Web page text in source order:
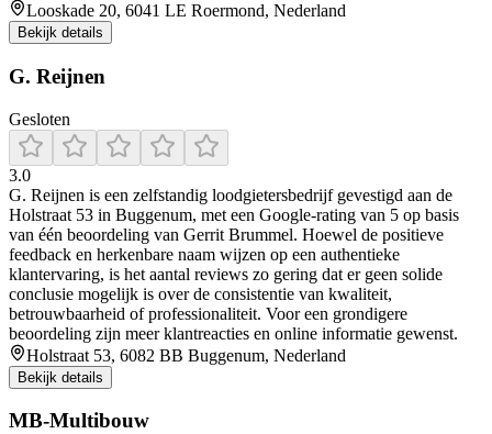
Looskade 20, 6041 LE Roermond, Nederland
Bekijk details
G. Reijnen
Gesloten
3.0
G. Reijnen is een zelfstandig loodgietersbedrijf gevestigd aan de
Holstraat 53 in Buggenum, met een Google‑rating van 5 op basis
van één beoordeling van Gerrit Brummel. Hoewel de positieve
feedback en herkenbare naam wijzen op een authentieke
klantervaring, is het aantal reviews zo gering dat er geen solide
conclusie mogelijk is over de consistentie van kwaliteit,
betrouwbaarheid of professionaliteit. Voor een grondigere
beoordeling zijn meer klantreacties en online informatie gewenst.
Holstraat 53, 6082 BB Buggenum, Nederland
Bekijk details
MB-Multibouw